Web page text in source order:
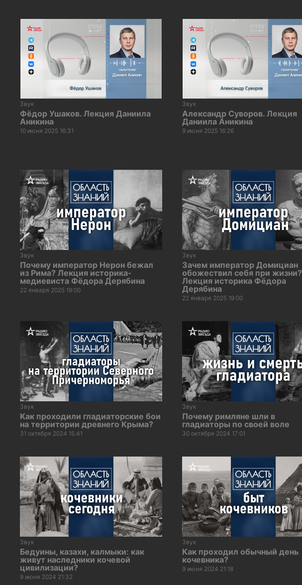
Звук
Фёдор Ушаков. Лекция Даниила
Аникина
10 июня 2025 16:31
Звук
Александр Суворов. Лекция
Даниила Аникина
9 июня 2025 16:26
Звук
Почему император Нерон бежал
из Рима? Лекция историка-
медиевиста Фёдора Дерябина
22 января 2025 19:00
Звук
Зачем император Домициан
обожествил себя при жизни?
Лекция историка Фёдора
Дерябина
22 января 2025 19:00
Звук
Как проходили гладиаторские бои
на территории древнего Крыма?
31 октября 2024 15:41
Звук
Почему римляне шли в
гладиаторы по своей воле
30 октября 2024 17:01
Звук
Бедуины, казахи, калмыки: как
живут наследники кочевой
цивилизации?
9 июня 2024 21:32
Звук
Как проходил обычный день
кочевника?
9 июня 2024 21:18